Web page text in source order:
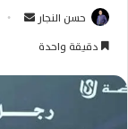
حسن النجار
دقيقة واحدة